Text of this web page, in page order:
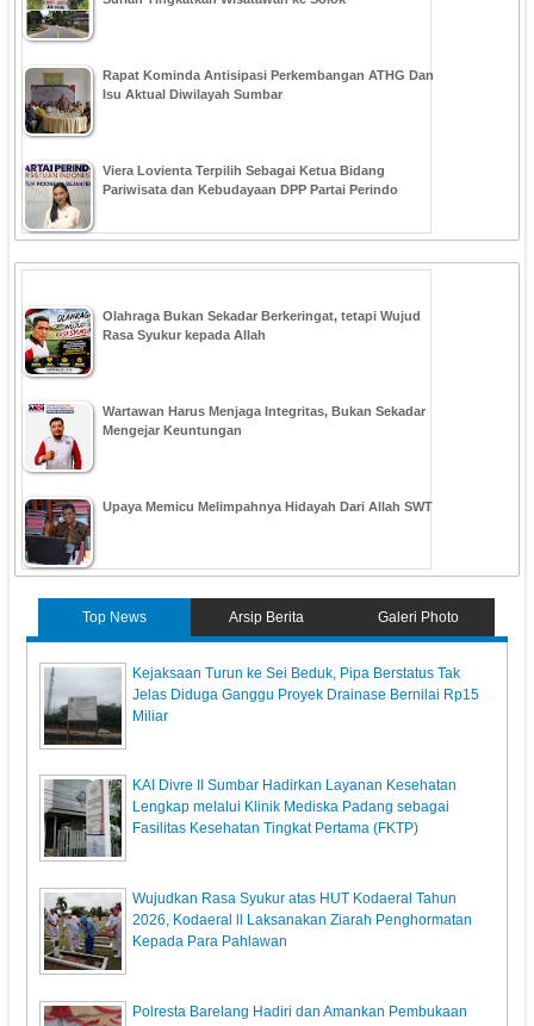
Rapat Kominda Antisipasi Perkembangan ATHG Dan
Isu Aktual Diwilayah Sumbar
Viera Lovienta Terpilih Sebagai Ketua Bidang
Pariwisata dan Kebudayaan DPP Partai Perindo
Olahraga Bukan Sekadar Berkeringat, tetapi Wujud
Rasa Syukur kepada Allah
Wartawan Harus Menjaga Integritas, Bukan Sekadar
Mengejar Keuntungan
Upaya Memicu Melimpahnya Hidayah Dari Allah SWT
Top News Arsip Berita Galeri Photo
Kejaksaan Turun ke Sei Beduk, Pipa Berstatus Tak
Jelas Diduga Ganggu Proyek Drainase Bernilai Rp15
Miliar
KAI Divre II Sumbar Hadirkan Layanan Kesehatan
Lengkap melalui Klinik Mediska Padang sebagai
Fasilitas Kesehatan Tingkat Pertama (FKTP)
Wujudkan Rasa Syukur atas HUT Kodaeral Tahun
2026, Kodaeral ll Laksanakan Ziarah Penghormatan
Kepada Para Pahlawan
Polresta Barelang Hadiri dan Amankan Pembukaan